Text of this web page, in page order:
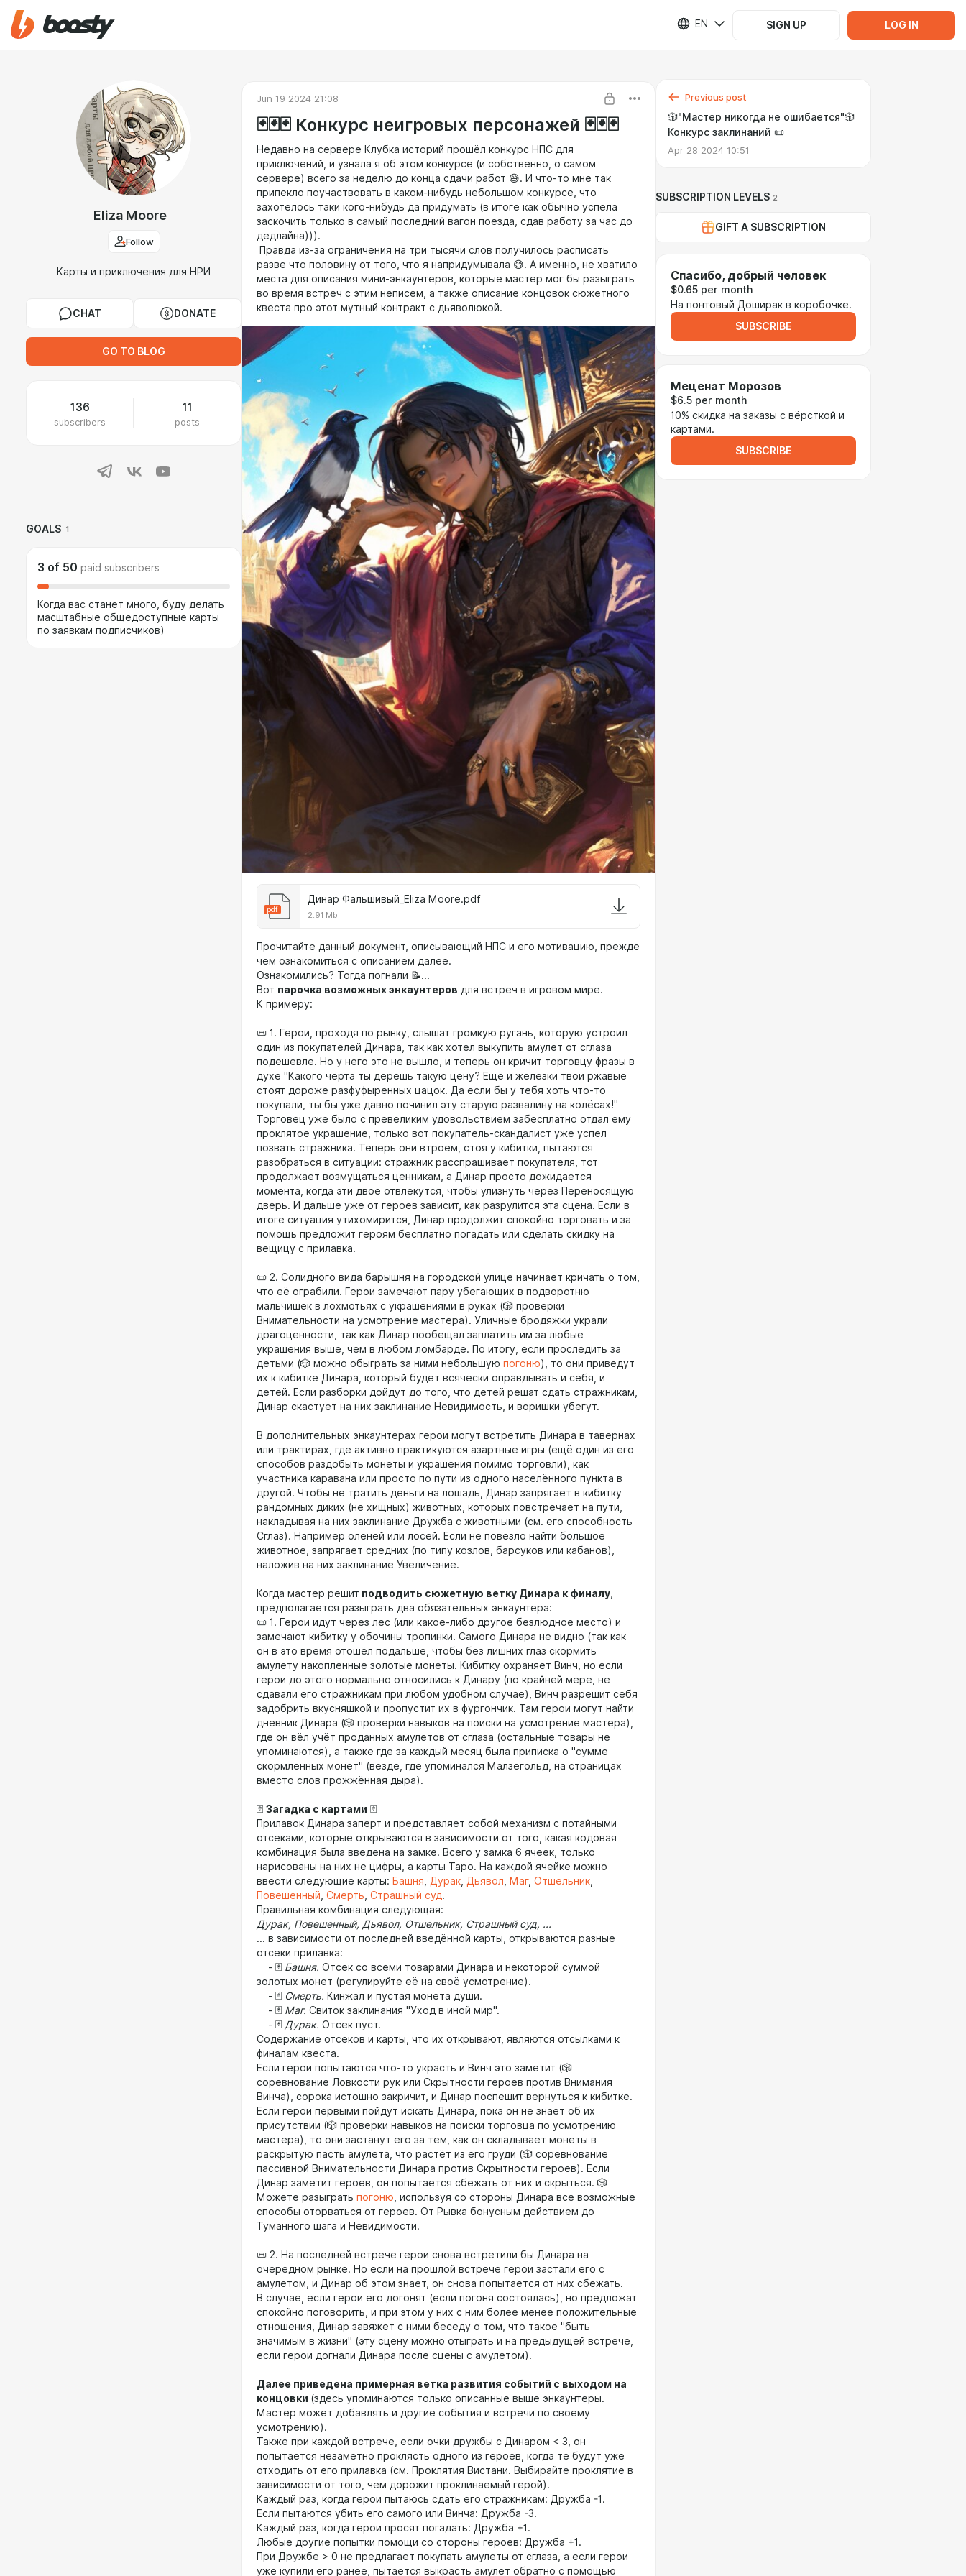
EN SIGN UP LOG IN
Eliza Moore
Follow
Карты и приключения для НРИ
CHAT DONATE
GO TO BLOG
136
subscribers
11
posts
GOALS 1
3 of 50 paid subscribers
Когда вас станет много, буду делать
масштабные общедоступные карты
по заявкам подписчиков)
Jun 19 2024 21:08
🃏🃏🃏 Конкурс неигровых персонажей 🃏🃏🃏
Недавно на сервере Клубка историй прошёл конкурс НПС для
приключений, и узнала я об этом конкурсе (и собственно, о самом
сервере) всего за неделю до конца сдачи работ 😅. И что-то мне так
припекло поучаствовать в каком-нибудь небольшом конкурсе, что
захотелось таки кого-нибудь да придумать (в итоге как обычно успела
заскочить только в самый последний вагон поезда, сдав работу за час до
дедлайна))).
Правда из-за ограничения на три тысячи слов получилось расписать
разве что половину от того, что я напридумывала 😅. А именно, не хватило
места для описания мини-энкаунтеров, которые мастер мог бы разыграть
во время встреч с этим неписем, а также описание концовок сюжетного
квеста про этот мутный контракт с дьяволюкой.
pdf
Динар Фальшивый_Eliza Moore.pdf
2.91 Mb
Прочитайте данный документ, описывающий НПС и его мотивацию, прежде
чем ознакомиться с описанием далее.
Ознакомились? Тогда погнали 📝...
Вот парочка возможных энкаунтеров для встреч в игровом мире.
К примеру:
📜 1. Герои, проходя по рынку, слышат громкую ругань, которую устроил
один из покупателей Динара, так как хотел выкупить амулет от сглаза
подешевле. Но у него это не вышло, и теперь он кричит торговцу фразы в
духе "Какого чёрта ты дерёшь такую цену? Ещё и железки твои ржавые
стоят дороже разфуфыренных цацок. Да если бы у тебя хоть что-то
покупали, ты бы уже давно починил эту старую развалину на колёсах!"
Торговец уже было с превеликим удовольствием забесплатно отдал ему
проклятое украшение, только вот покупатель-скандалист уже успел
позвать стражника. Теперь они втроём, стоя у кибитки, пытаются
разобраться в ситуации: стражник расспрашивает покупателя, тот
продолжает возмущаться ценникам, а Динар просто дожидается
момента, когда эти двое отвлекутся, чтобы улизнуть через Переносящую
дверь. И дальше уже от героев зависит, как разрулится эта сцена. Если в
итоге ситуация утихомирится, Динар продолжит спокойно торговать и за
помощь предложит героям бесплатно погадать или сделать скидку на
вещицу с прилавка.
📜 2. Солидного вида барышня на городской улице начинает кричать о том,
что её ограбили. Герои замечают пару убегающих в подворотню
мальчишек в лохмотьях с украшениями в руках (🎲 проверки
Внимательности на усмотрение мастера). Уличные бродяжки украли
драгоценности, так как Динар пообещал заплатить им за любые
украшения выше, чем в любом ломбарде. По итогу, если проследить за
детьми (🎲 можно обыграть за ними небольшую погоню), то они приведут
их к кибитке Динара, который будет всячески оправдывать и себя, и
детей. Если разборки дойдут до того, что детей решат сдать стражникам,
Динар скастует на них заклинание Невидимость, и воришки убегут.
В дополнительных энкаунтерах герои могут встретить Динара в тавернах
или трактирах, где активно практикуются азартные игры (ещё один из его
способов раздобыть монеты и украшения помимо торговли), как
участника каравана или просто по пути из одного населённого пункта в
другой. Чтобы не тратить деньги на лошадь, Динар запрягает в кибитку
рандомных диких (не хищных) животных, которых повстречает на пути,
накладывая на них заклинание Дружба с животными (см. его способность
Сглаз). Например оленей или лосей. Если не повезло найти большое
животное, запрягает средних (по типу козлов, барсуков или кабанов),
наложив на них заклинание Увеличение.
Когда мастер решит подводить сюжетную ветку Динара к финалу
предполагается разыграть два обязательных энкаунтера:
📜 1. Герои идут через лес (или какое-либо другое безлюдное место) и
замечают кибитку у обочины тропинки. Самого Динара не видно (так как
он в это время отошёл подальше, чтобы без лишних глаз скормить
амулету накопленные золотые монеты. Кибитку охраняет Винч, но если
герои до этого нормально относились к Динару (по крайней мере, не
сдавали его стражникам при любом удобном случае), Винч разрешит себя
задобрить вкусняшкой и пропустит их в фургончик. Там герои могут найти
дневник Динара (🎲 проверки навыков на поиски на усмотрение мастера),
где он вёл учёт проданных амулетов от сглаза (остальные товары не
упоминаются), а также где за каждый месяц была приписка о "сумме
скормленных монет" (везде, где упоминался Малзегольд, на страницах
вместо слов прожжённая дыра).
🃏 Загадка с картами 🃏
Прилавок Динара заперт и представляет собой механизм с потайными
отсеками, которые открываются в зависимости от того, какая кодовая
комбинация была введена на замке. Всего у замка 6 ячеек, только
нарисованы на них не цифры, а карты Таро. На каждой ячейке можно
ввести следующие карты: Башня Дурак Дьявол Маг, Отшельник
Повешенный Смерть Страшный суд.
Правильная комбинация следующая:
Дурак, Повешенный, Дьявол, Отшельник, Страшный суд, ...
... в зависимости от последней введённой карты, открываются разные
отсеки прилавка:
- 🃏 Башня. Отсек со всеми товарами Динара и некоторой суммой
золотых монет (регулируйте её на своё усмотрение).
- 🃏 Смерть. Кинжал и пустая монета души.
- 🃏 Маг. Свиток заклинания "Уход в иной мир".
- 🃏 Дурак. Отсек пуст.
Содержание отсеков и карты, что их открывают, являются отсылками к
финалам квеста.
Если герои попытаются что-то украсть и Винч это заметит (🎲
соревнование Ловкости рук или Скрытности героев против Внимания
Винча), сорока истошно закричит, и Динар поспешит вернуться к кибитке.
Если герои первыми пойдут искать Динара, пока он не знает об их
присутствии (🎲 проверки навыков на поиски торговца по усмотрению
мастера), то они застанут его за тем, как он складывает монеты в
раскрытую пасть амулета, что растёт из его груди (🎲 соревнование
пассивной Внимательности Динара против Скрытности героев). Если
Динар заметит героев, он попытается сбежать от них и скрыться. 🎲
Можете разыграть погоню , используя со стороны Динара все возможные
способы оторваться от героев. От Рывка бонусным действием до
Туманного шага и Невидимости.
📜 2. На последней встрече герои снова встретили бы Динара на
очередном рынке. Но если на прошлой встрече герои застали его с
амулетом, и Динар об этом знает, он снова попытается от них сбежать.
В случае, если герои его догонят (если погоня состоялась), но предложат
спокойно поговорить, и при этом у них с ним более менее положительные
отношения, Динар завяжет с ними беседу о том, что такое "быть
значимым в жизни" (эту сцену можно отыграть и на предыдущей встрече,
если герои догнали Динара после сцены с амулетом).
Далее приведена примерная ветка развития событий с выходом на
концовки (здесь упоминаются только описанные выше энкаунтеры.
Мастер может добавлять и другие события и встречи по своему
усмотрению).
Также при каждой встрече, если очки дружбы с Динаром < 3, он
попытается незаметно проклясть одного из героев, когда те будут уже
отходить от его прилавка (см. Проклятия Вистани. Выбирайте проклятие в
зависимости от того, чем дорожит проклинаемый герой).
Каждый раз, когда герои пытаюсь сдать его стражникам: Дружба -1.
Если пытаются убить его самого или Винча: Дружба -3.
Каждый раз, когда герои просят погадать: Дружба +1.
Любые другие попытки помощи со стороны героев: Дружба +1.
При Дружбе > 0 не предлагает покупать амулеты от сглаза, а если герои
уже купили его ранее, пытается выкрасть амулет обратно с помощью
Previous post
🎲"Мастер никогда не ошибается"🎲
Конкурс заклинаний 📜
Apr 28 2024 10:51
SUBSCRIPTION LEVELS 2
GIFT A SUBSCRIPTION
Спасибо, добрый человек
$0.65 per month
На понтовый Доширак в коробочке.
SUBSCRIBE
Меценат Морозов
$6.5 per month
10% скидка на заказы с вёрсткой и
картами.
SUBSCRIBE